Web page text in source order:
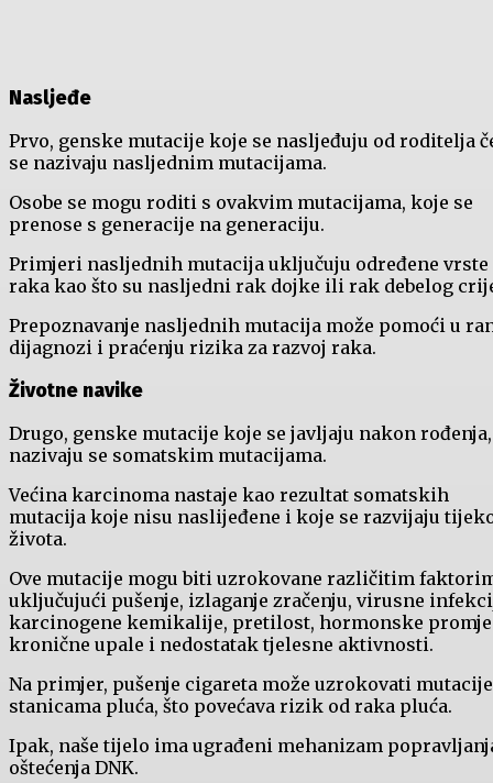
Nasljeđe
Prvo, genske mutacije koje se nasljeđuju od roditelja
se nazivaju nasljednim mutacijama.
Osobe se mogu roditi s ovakvim mutacijama, koje se
prenose s generacije na generaciju.
Primjeri nasljednih mutacija uključuju određene vrste
raka kao što su nasljedni rak dojke ili rak debelog
Prepoznavanje nasljednih mutacija može pomoći u
dijagnozi i praćenju rizika za razvoj raka.
Životne navike
Drugo, genske mutacije koje se javljaju nakon rođenja,
nazivaju se somatskim mutacijama.
Većina karcinoma nastaje kao rezultat somatskih
mutacija koje nisu naslijeđene i koje se razvijaju
života.
Ove mutacije mogu biti uzrokovane različitim
uključujući pušenje, izlaganje zračenju, virusne
karcinogene kemikalije, pretilost, hormonske
kronične upale i nedostatak tjelesne aktivnosti.
Na primjer, pušenje cigareta može uzrokovati
stanicama pluća, što povećava rizik od raka pluća.
Ipak, naše tijelo ima ugrađeni mehanizam
oštećenja DNK.